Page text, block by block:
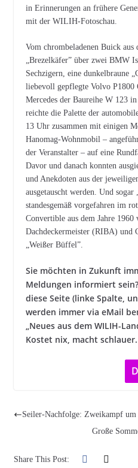
in Erinnerungen an frühere
mit der WILIH-Fotoschau.
Vom chrombeladenen Buick aus
„Brezelkäfer” über zwei BMW
Sechzigern, eine dunkelbraune
liebevoll gepflegte Volvo P1800
Mercedes der Baureihe W 123
reichte die Palette der
13 Uhr zusammen mit einigen
Hanomag-Wohnmobil –
der Veranstalter – auf eine
Davor und danach konnten
und Anekdoten aus der
ausgetauscht werden. Und
standesgemäß vorgefahren im
Convertible aus dem Jahre
Dachdeckermeister (RIBA) und
„Weißer Büffel”.
Sie möchten in Zukunft
Meldungen informiert
diese Seite (linke Spalte,
werden immer via eMail
„Neues aus dem WILIH-
Kostet nix, macht schlauer.
Seiler-Nachfolge: Zweikampf um
Große
Share This Post: